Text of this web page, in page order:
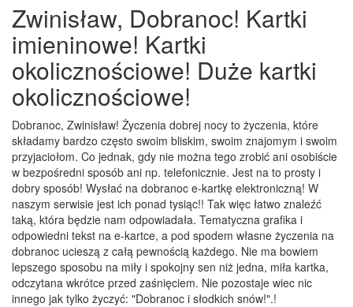
Zwinisław, Dobranoc! Kartki
imieninowe! Kartki
okolicznościowe! Duże kartki
okolicznościowe!
Dobranoc, Zwinisław! Życzenia dobrej nocy to życzenia, które
składamy bardzo często swoim bliskim, swoim znajomym i swoim
przyjaciołom. Co jednak, gdy nie można tego zrobić ani osobiście
w bezpośredni sposób ani np. telefonicznie. Jest na to prosty i
dobry sposób! Wysłać na dobranoc e-kartkę elektroniczną! W
naszym serwisie jest ich ponad tysiąc!! Tak więc łatwo znaleźć
taką, która będzie nam odpowiadała. Tematyczna grafika i
odpowiedni tekst na e-kartce, a pod spodem własne życzenia na
dobranoc ucieszą z całą pewnością każdego. Nie ma bowiem
lepszego sposobu na miły i spokojny sen niż jedna, miła kartka,
odczytana wkrótce przed zaśnięciem. Nie pozostaje wiec nic
innego jak tylko życzyć: "Dobranoc i słodkich snów!".!